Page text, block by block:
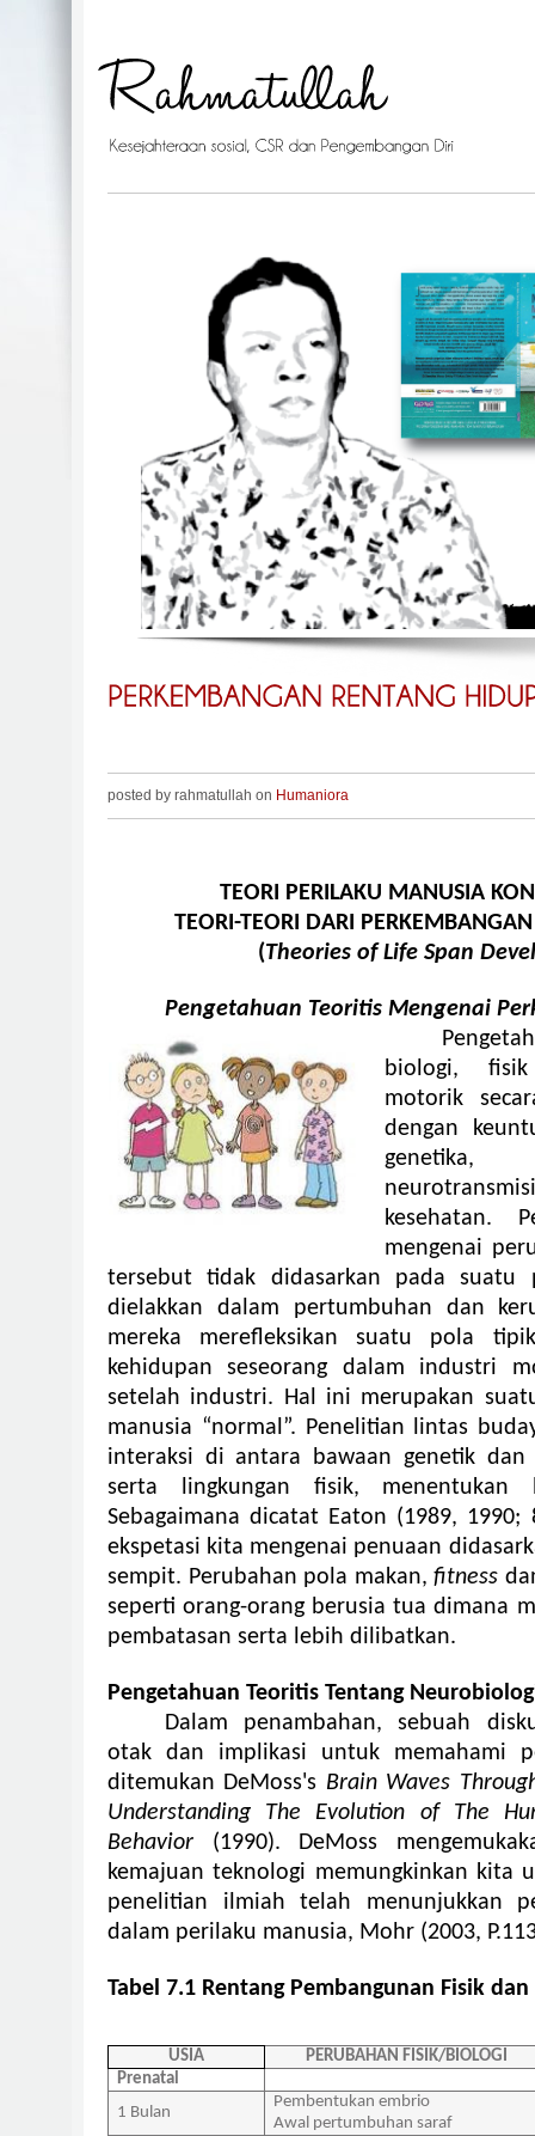
posted by rahmatullah on Humaniora
TEORI PERILAKU MANUSIA
TEORI-TEORI DARI
(Theories of Life Span
Pengetahuan Teoritis Mengenai
biologi,
motorik
dengan
kesehatan.
mengenai
tersebut tidak didasarkan pada suatu
dielakkan dalam pertumbuhan dan
mereka merefleksikan suatu pola
kehidupan seseorang dalam industri
setelah industri. Hal ini merupakan
manusia “normal”. Penelitian lintas
interaksi di antara bawaan genetik dan
serta lingkungan fisik, menentukan
Sebagaimana dicatat Eaton (1989, 1990;
ekspetasi kita mengenai penuaan
sempit. Perubahan pola makan,fitness
seperti orang-orang berusia tua dimana
pembatasan serta lebih dilibatkan.
Pengetahuan Teoritis Tentang
Dalam penambahan, sebuah
otak dan implikasi untuk memahami
ditemukan DeMoss's Brain Waves
Understanding The Evolution of The
Behavior (1990). DeMoss
kemajuan teknologi memungkinkan kita
penelitian ilmiah telah menunjukkan
dalam perilaku manusia, Mohr (2003,
Tabel 7.1 Rentang Pembangunan Fisik
USIA
PERUBAHAN FISIK/BIOLOGI
Prenatal
1 Bulan
Pembentukan embrio
Awal pertumbuhan saraf